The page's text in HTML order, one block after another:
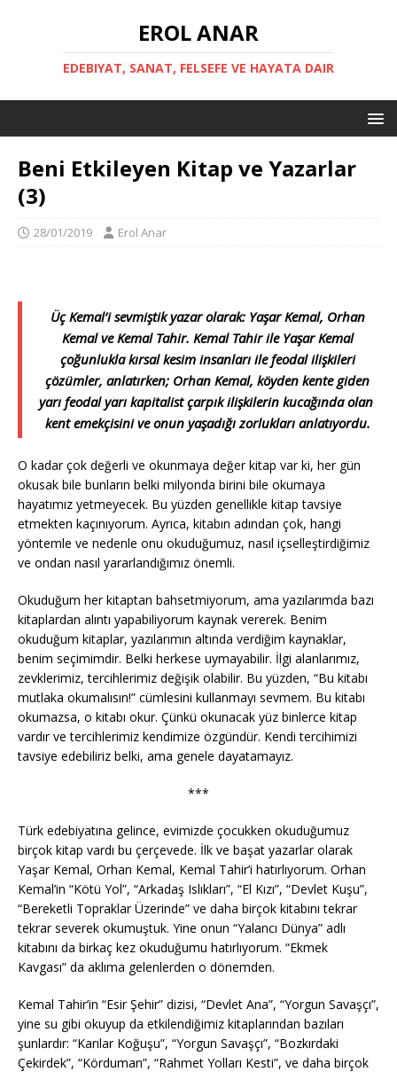
EROL ANAR
EDEBIYAT, SANAT, FELSEFE VE HAYATA DAIR
Beni Etkileyen Kitap ve Yazarlar
(3)
28/01/2019 Erol Anar
Üç Kemal’i sevmiştik yazar olarak: Yaşar Kemal, Orhan
Kemal ve Kemal Tahir. Kemal Tahir ile Yaşar Kemal
çoğunlukla kırsal kesim insanları ile feodal ilişkileri
çözümler, anlatırken; Orhan Kemal, köyden kente giden
yarı feodal yarı kapitalist çarpık ilişkilerin kucağında olan
kent emekçisini ve onun yaşadığı zorlukları anlatıyordu.
O kadar çok değerli ve okunmaya değer kitap var ki, her gün
okusak bile bunların belki milyonda birini bile okumaya
hayatımız yetmeyecek. Bu yüzden genellikle kitap tavsiye
etmekten kaçınıyorum. Ayrıca, kitabın adından çok, hangi
yöntemle ve nedenle onu okuduğumuz, nasıl içselleştirdiğimiz
ve ondan nasıl yararlandığımız önemli.
Okuduğum her kitaptan bahsetmiyorum, ama yazılarımda bazı
kitaplardan alıntı yapabiliyorum kaynak vererek. Benim
okuduğum kitaplar, yazılarımın altında verdiğim kaynaklar,
benim seçimimdir. Belki herkese uymayabilir. İlgi alanlarımız,
zevklerimiz, tercihlerimiz değişik olabilir. Bu yüzden, “Bu kitabı
mutlaka okumalısın!” cümlesini kullanmayı sevmem. Bu kitabı
okumazsa, o kitabı okur. Çünkü okunacak yüz binlerce kitap
vardır ve tercihlerimiz kendimize özgündür. Kendi tercihimizi
tavsiye edebiliriz belki, ama genele dayatamayız.
***
Türk edebiyatına gelince, evimizde çocukken okuduğumuz
birçok kitap vardı bu çerçevede. İlk ve başat yazarlar olarak
Yaşar Kemal, Orhan Kemal, Kemal Tahir’i hatırlıyorum. Orhan
Kemal’in “Kötü Yol”, “Arkadaş Islıkları”, “El Kızı”, “Devlet Kuşu”,
“Bereketli Topraklar Üzerinde” ve daha birçok kitabını tekrar
tekrar severek okumuştuk. Yine onun “Yalancı Dünya” adlı
kitabını da birkaç kez okuduğumu hatırlıyorum. “Ekmek
Kavgası” da aklıma gelenlerden o dönemden.
Kemal Tahir’in “Esir Şehir” dizisi, “Devlet Ana”, “Yorgun Savaşçı”,
yine su gibi okuyup da etkilendiğimiz kitaplarından bazıları
şunlardır: “Karılar Koğuşu”, “Yorgun Savaşçı”, “Bozkırdaki
Çekirdek”, “Körduman”, “Rahmet Yolları Kesti”, ve daha birçok